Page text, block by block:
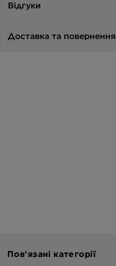
Відгуки
Доставка та повернення
Пов’язані категорії